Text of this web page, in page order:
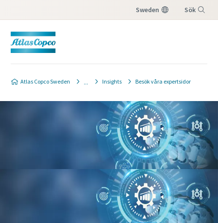
Sweden Sök
Atlas Copco Sweden Insights Besök våra expertsidor